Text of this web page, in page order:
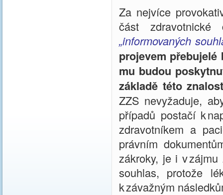
Za nejvíce
část zdravotnické
„informovaných
projevem
mu budou
základě této
ZZS nevyžaduje,
případů postačí k
zdravotníkem a
právním
zákroky, je i v
souhlas, protože
k závažným